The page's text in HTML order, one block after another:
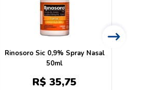
Rinosoro Sic 0,9% Spray Nasal
50ml
R$ 35,75